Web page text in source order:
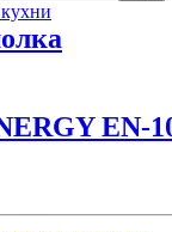
EN-